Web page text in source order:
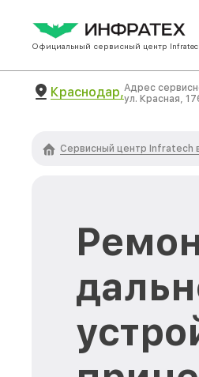
Официальный сервисный центр
Краснодар,Адрес
ул. Красная,
Сервисный центр Infratech